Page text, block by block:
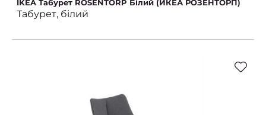
IKEA Табурет ROSENTORP Білий (ИКЕА РОЗЕНТОРП)
Табурет, білий